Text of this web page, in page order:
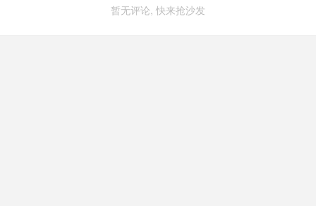
暂无评论, 快来抢沙发